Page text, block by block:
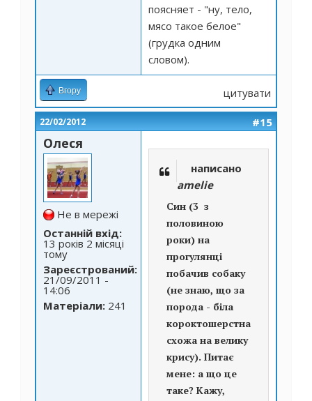
поясняет - "ну, тело,
мясо такое белое"
(грудка одним
словом).
Вгору цитувати
22/02/2012 #15
Олеся
Не в мережі
Останній вхід:
13 років 2 місяці
тому
Зареєстрований:
21/09/2011 -
14:06
Матеріали: 241
написано
amelie
Син (3 з
половиною
роки) на
прогулянці
побачив собаку
(не знаю, що за
порода - біла
короктошерстна,
схожа на велику
крису). Питає
мене: а що це
таке? Кажу,